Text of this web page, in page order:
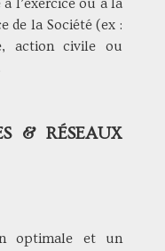
l’exercice ou à la
de la Société (ex :
action civile ou
& RÉSEAUX
optimale et un